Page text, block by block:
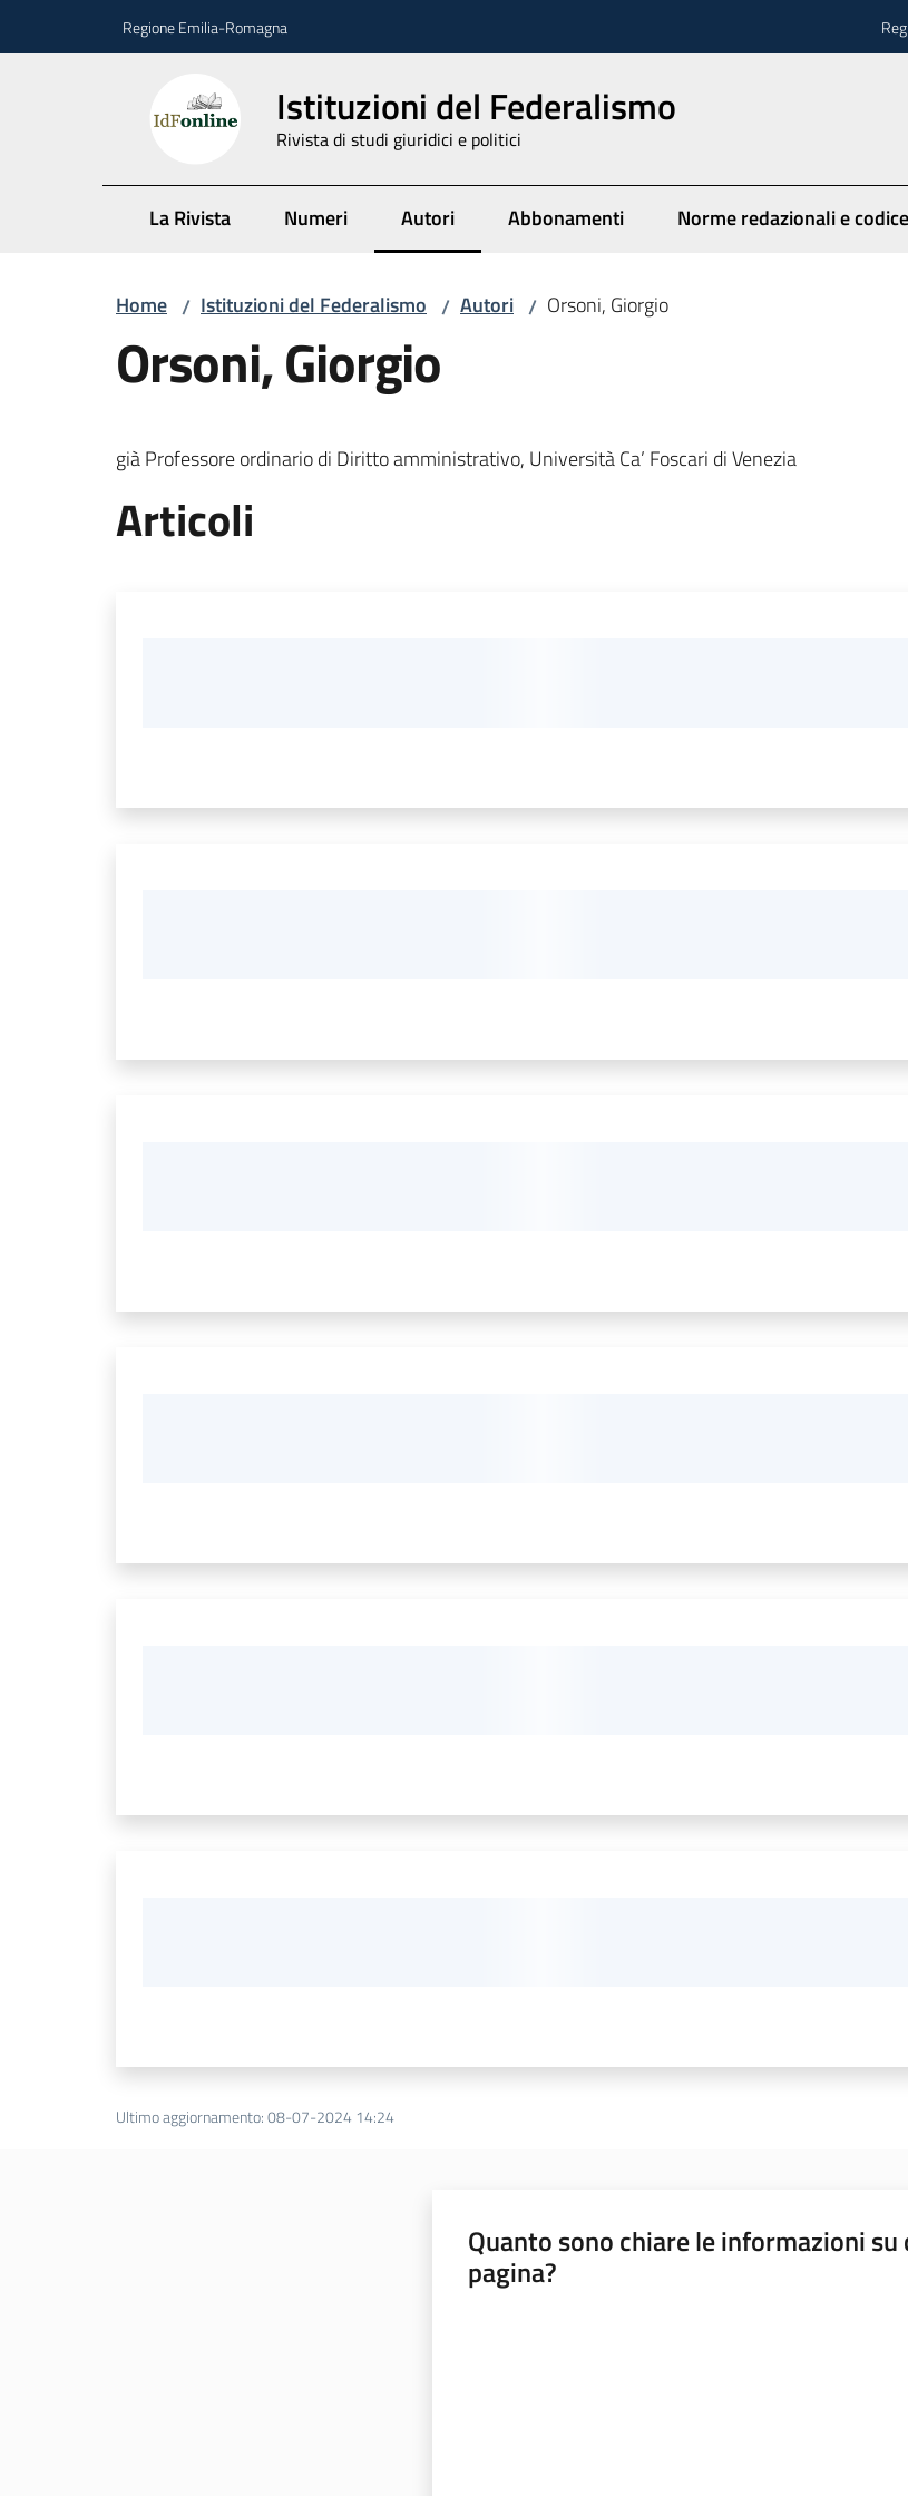
Regione Emilia-Romagna
Istituzioni del Federalismo
Rivista di studi giuridici e politici
La Rivista Numeri Autori
Menu selezionatoAbbonamenti Norme redazionali e
Home / Istituzioni del Federalismo / Autori / Orsoni, Giorgio
Orsoni, Giorgio
già Professore ordinario di Diritto amministrativo, Università Ca’ Foscari di Venezia
Articoli
Ultimo aggiornamento:08-07-2024 14:24
Quanto sono chiare le informazioni su
pagina?